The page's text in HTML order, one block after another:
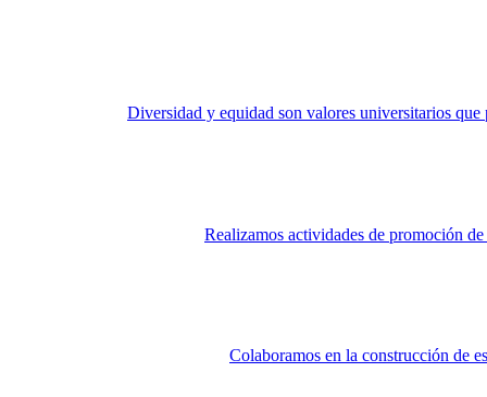
Diversidad y equidad son valores universitarios que
Realizamos actividades de promoción
Colaboramos en la construcción de